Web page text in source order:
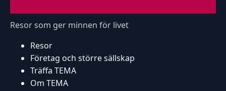
Resor som ger minnen för livet
Resor
Företag och större sällskap
Träffa TEMA
Om TEMA